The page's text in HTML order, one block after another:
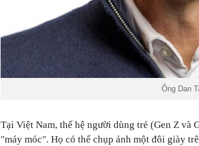
Ông Dan
Tại Việt Nam, thế hệ người dùng trẻ (Gen Z và
"máy móc". Họ có thể chụp ảnh một đôi giày